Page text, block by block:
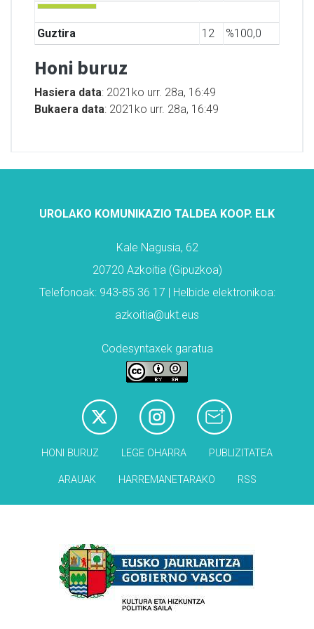
Guztira 12 %100,0
Honi buruz
Hasiera data: 2021ko urr. 28a, 16:49
Bukaera data: 2021ko urr. 28a, 16:49
UROLAKO KOMUNIKAZIO TALDEA KOOP. ELK
Kale Nagusia, 62
20720 Azkoitia (Gipuzkoa)
Telefonoak: 943-85 36 17 | Helbide elektronikoa:
azkoitia@ukt.eus
Codesyntaxek garatua
HONI BURUZ LEGE OHARRA PUBLIZITATEA
ARAUAK HARREMANETARAKO RSS